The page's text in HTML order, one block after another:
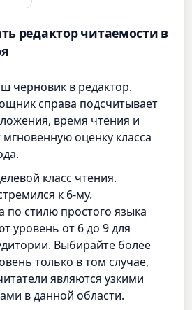
редактор читаемости в
черновик в редактор.
справа подсчитывает
время чтения и
мгновенную оценку класса
класс чтения.
к 6-му.
по стилю простого языка
уровень от 6 до 9 для
Выбирайте более
только в том случае,
являются узкими
в данной области.